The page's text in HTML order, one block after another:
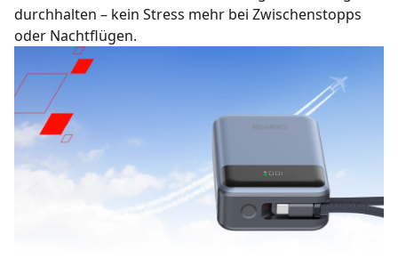
durchhalten – kein Stress mehr bei Zwischenstopps
oder Nachtflügen.